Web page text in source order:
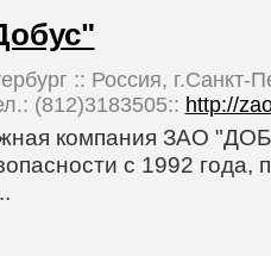
:: Россия, г.Санкт-
(812)3183505:: http://
компания ЗАО
с 1992 года,